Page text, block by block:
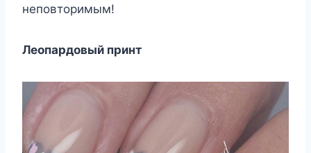
неповторимым!
Леопардовый принт